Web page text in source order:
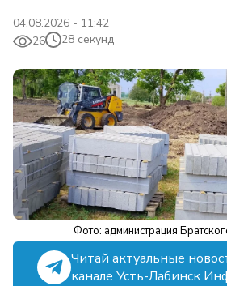
04.08.2026 - 11:42
26
28 секунд
Фото: администрация
Читай актуальные
канале Усть-Лабинск